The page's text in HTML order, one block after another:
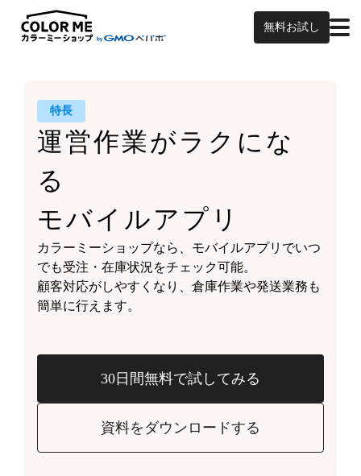
無料お試し
特長
運営作業がラクにな
る
モバイルアプリ
カラーミーショップなら、 モバイルアプリでいつ
でも受注・在庫状況をチェック可能。
顧客対応がしやすくなり、倉庫作業や発送業務も
簡単に行えます。
30日間無料で試してみる
資料をダウンロードする